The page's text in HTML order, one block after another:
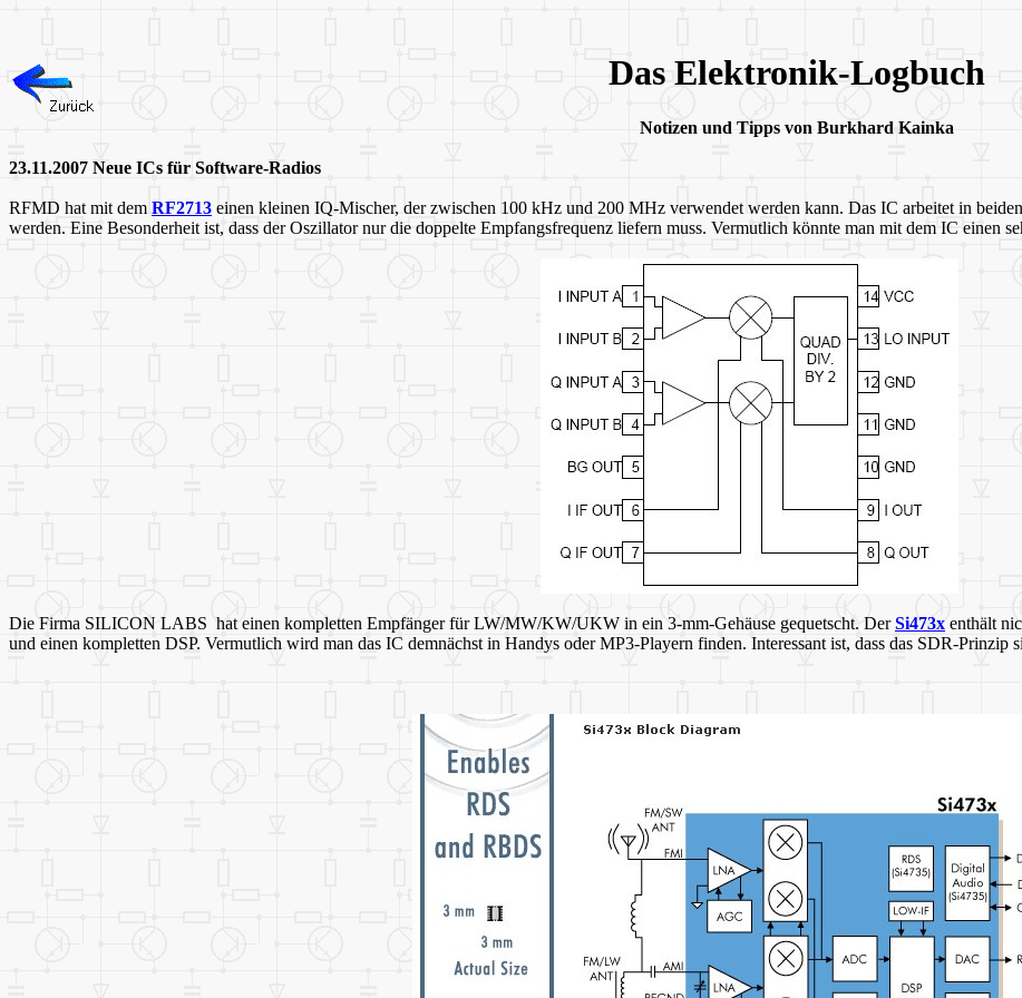
Das Elektronik-Logbuch
Notizen und Tipps von Burkhard Kainka
23.11.2007 Neue ICs für Software-Radios
RFMD hat mit dem RF2713 einen kleinen IQ-Mischer, der zwischen 100 kHz und 200 MHz verwendet werden kann. Das IC arbeitet in
werden. Eine Besonderheit ist, dass der Oszillator nur die doppelte Empfangsfrequenz liefern muss. Vermutlich könnte man mit dem IC einen
Die Firma SILICON LABS hat einen kompletten Empfänger für LW/MW/KW/UKW in ein 3-mm-Gehäuse gequetscht. DerSi473x enthält
und einen kompletten DSP. Vermutlich wird man das IC demnächst in Handys oder MP3-Playern finden. Interessant ist, dass das SDR-Prinzip